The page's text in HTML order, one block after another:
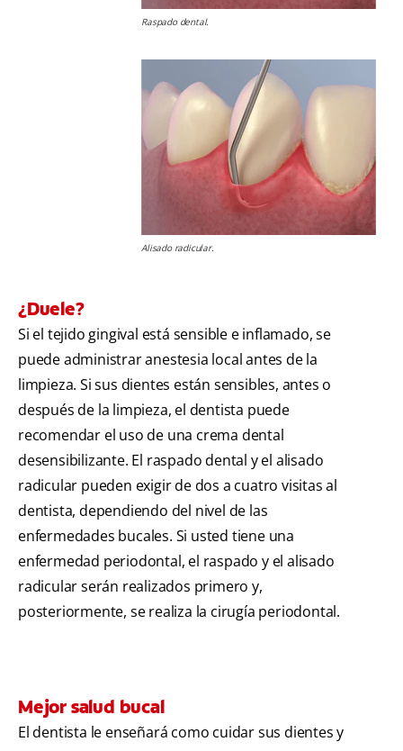
Raspado dental.
Alisado radicular.
¿Duele?
Si el tejido gingival está sensible e inflamado, se
puede administrar anestesia local antes de la
limpieza. Si sus dientes están sensibles, antes o
después de la limpieza, el dentista puede
recomendar el uso de una crema dental
desensibilizante. El raspado dental y el alisado
radicular pueden exigir de dos a cuatro visitas al
dentista, dependiendo del nivel de las
enfermedades bucales. Si usted tiene una
enfermedad periodontal, el raspado y el alisado
radicular serán realizados primero y,
posteriormente, se realiza la cirugía periodontal.
Mejor salud bucal
El dentista le enseñará como cuidar sus dientes y